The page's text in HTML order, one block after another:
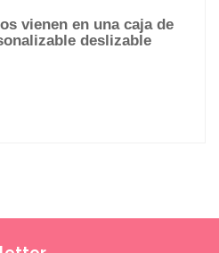
vienen en una caja de
deslizable